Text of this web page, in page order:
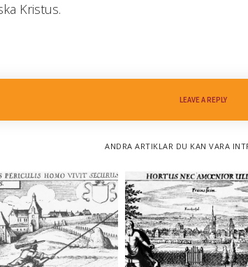
Kristus.
LEAVE A REPLY
ANDRA ARTIKLAR DU KAN VARA